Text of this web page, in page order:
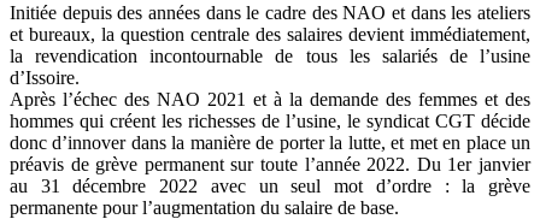
Initiée depuis des années dans le cadre des NAO et dans les ateliers
et bureaux, la question centrale des salaires devient immédiatement,
la revendication incontournable de tous les salariés de l’usine
d’Issoire.
Après l’échec des NAO 2021 et à la demande des femmes et des
hommes qui créent les richesses de l’usine, le syndicat CGT décide
donc d’innover dans la manière de porter la lutte, et met en place un
préavis de grève permanent sur toute l’année 2022. Du 1er janvier
au 31 décembre 2022 avec un seul mot d’ordre : la grève
permanente pour l’augmentation du salaire de base.